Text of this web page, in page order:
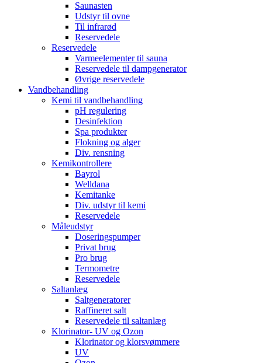
Saunasten
Udstyr til ovne
Til infrarød
Reservedele
Reservedele
Varmeelementer til sauna
Reservedele til dampgenerator
Øvrige reservedele
Vandbehandling
Kemi til vandbehandling
pH regulering
Desinfektion
Spa produkter
Flokning og alger
Div. rensning
Kemikontrollere
Bayrol
Welldana
Kemitanke
Div. udstyr til kemi
Reservedele
Måleudstyr
Doseringspumper
Privat brug
Pro brug
Termometre
Reservedele
Saltanlæg
Saltgeneratorer
Raffineret salt
Reservedele til saltanlæg
Klorinator- UV og Ozon
Klorinator og klorsvømmere
UV